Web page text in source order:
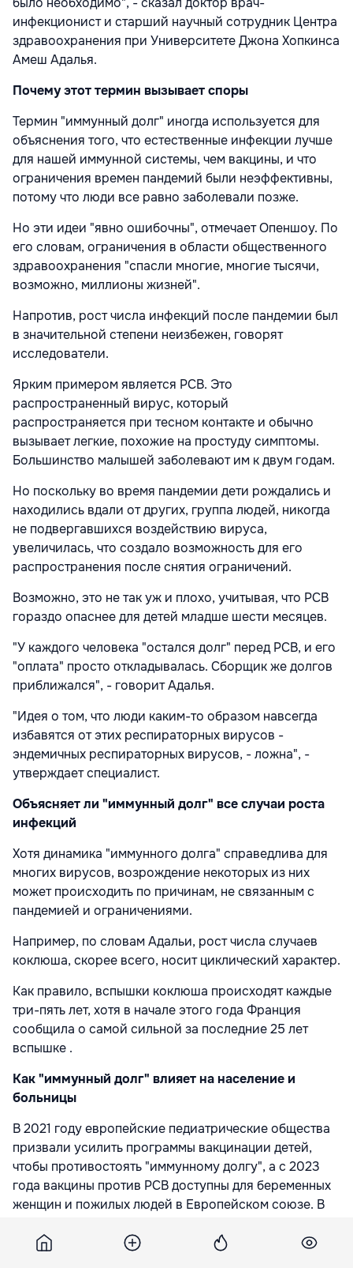
инфекционист и старший научный сотрудник Центра
здравоохранения при Университете Джона Хопкинса
Амеш Адалья.
Почему этот термин вызывает споры
Термин "иммунный долг" иногда используется для
объяснения того, что естественные инфекции лучше
для нашей иммунной системы, чем вакцины, и что
ограничения времен пандемий были неэффективны,
потому что люди все равно заболевали позже.
Но эти идеи "явно ошибочны", отмечает Опеншоу. По
его словам, ограничения в области общественного
здравоохранения "спасли многие, многие тысячи,
возможно, миллионы жизней".
Напротив, рост числа инфекций после пандемии был
в значительной степени неизбежен, говорят
исследователи.
Ярким примером является РСВ. Это
распространенный вирус, который
распространяется при тесном контакте и обычно
вызывает легкие, похожие на простуду симптомы.
Большинство малышей заболевают им к двум годам.
Но поскольку во время пандемии дети рождались и
находились вдали от других, группа людей, никогда
не подвергавшихся воздействию вируса,
увеличилась, что создало возможность для его
распространения после снятия ограничений.
Возможно, это не так уж и плохо, учитывая, что РСВ
гораздо опаснее для детей младше шести месяцев.
"У каждого человека "остался долг" перед РСВ, и его
"оплата" просто откладывалась. Сборщик же долгов
приближался", - говорит Адалья.
"Идея о том, что люди каким-то образом навсегда
избавятся от этих респираторных вирусов -
эндемичных респираторных вирусов, - ложна", -
утверждает специалист.
Объясняет ли "иммунный долг" все случаи роста
инфекций
Хотя динамика "иммунного долга" справедлива для
многих вирусов, возрождение некоторых из них
может происходить по причинам, не связанным с
пандемией и ограничениями.
Например, по словам Адальи, рост числа случаев
коклюша, скорее всего, носит циклический характер.
Как правило, вспышки коклюша происходят каждые
три-пять лет, хотя в начале этого года Франция
сообщила о самой сильной за последние 25 лет
вспышке .
Как "иммунный долг" влияет на население и
больницы
В 2021 году европейские педиатрические общества
призвали усилить программы вакцинации детей,
чтобы противостоять "иммунному долгу", а с 2023
года вакцины против РСВ доступны для беременных
женщин и пожилых людей в Европейском союзе. В
"Вакцины - отличный способ восполнить пробел в